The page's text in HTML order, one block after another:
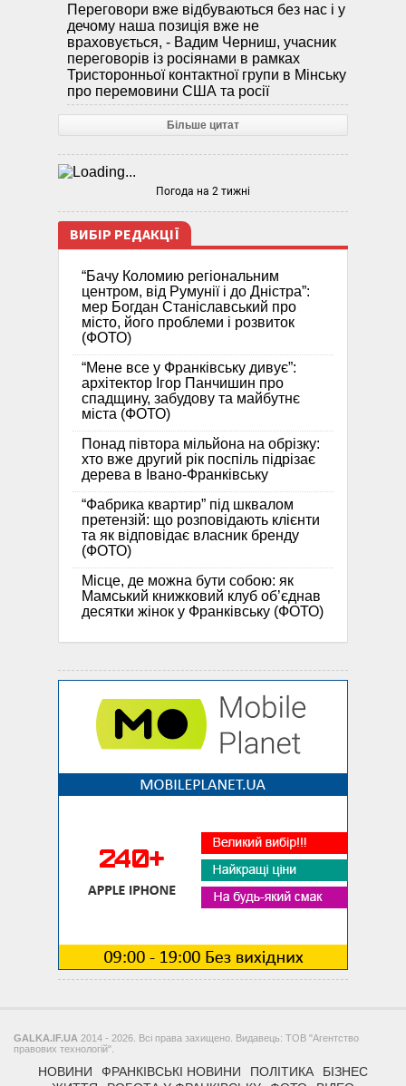
Переговори вже відбуваються без нас і у
дечому наша позиція вже не
враховується, - Вадим Черниш, учасник
переговорів із росіянами в рамках
Тристоронньої контактної групи в Мінську
про перемовини США та росії
Більше цитат
Погода на 2 тижні
ВИБІР РЕДАКЦІЇ
“Бачу Коломию регіональним
центром, від Румунії і до Дністра”:
мер Богдан Станіславський про
місто, його проблеми і розвиток
(ФОТО)
“Мене все у Франківську дивує”:
архітектор Ігор Панчишин про
спадщину, забудову та майбутнє
міста (ФОТО)
Понад півтора мільйона на обрізку:
хто вже другий рік поспіль підрізає
дерева в Івано-Франківську
“Фабрика квартир” під шквалом
претензій: що розповідають клієнти
та як відповідає власник бренду
(ФОТО)
Місце, де можна бути собою: як
Мамський книжковий клуб об’єднав
десятки жінок у Франківську (ФОТО)
GALKA.IF.UA 2014 - 2026. Всі права захищено. Видавець: ТОВ "Агентство
правових технологій".
НОВИНИ ФРАНКІВСЬКІ НОВИНИ ПОЛІТИКА
БІЗНЕС